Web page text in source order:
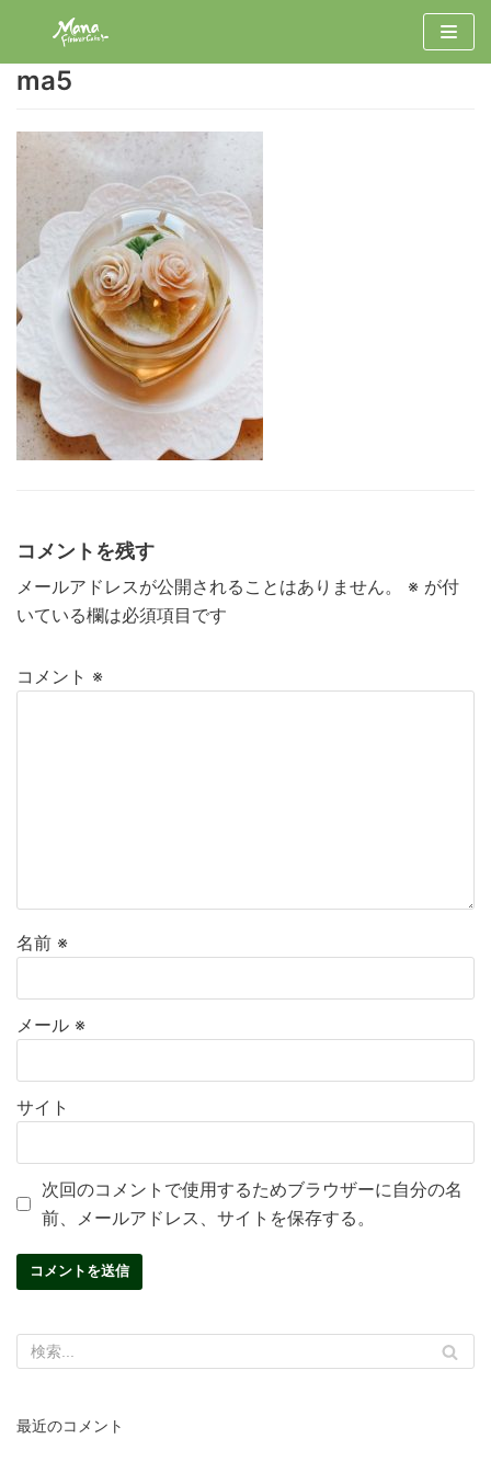
テ
ス
キ
ッ
プ
ma5
コメントを残す
メールアドレスが公開されることはありません。 ※ が付
いている欄は必須項目です
コメント ※
名前 ※
メール ※
サイト
次回のコメントで使用するためブラウザーに自分の名
前、メールアドレス、サイトを保存する。
最近のコメント